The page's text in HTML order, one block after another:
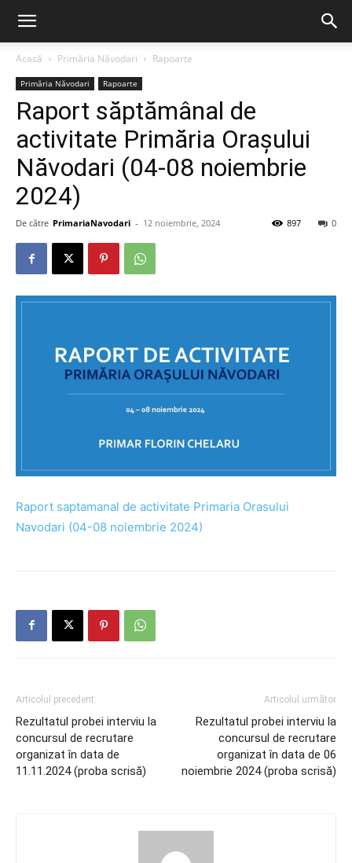
Acasă Primăria Năvodari Rapoarte
Primăria Năvodari Rapoarte
Raport săptămânal de
activitate Primăria Orașului
Năvodari (04-08 noiembrie
2024)
De către PrimariaNavodari - 12 noiembrie, 2024 0
897
Raport saptamanal de activitate Primaria Orasului
Navodari (04-08 noiembrie 2024)
Articolul precedent
Rezultatul probei interviu la
concursul de recrutare
organizat în data de
11.11.2024 (proba scrisă)
Articolul următor
Rezultatul probei interviu la
concursul de recrutare
organizat în data de 06
noiembrie 2024 (proba scrisă)